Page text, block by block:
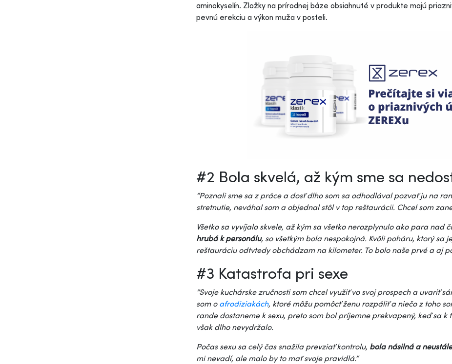
aminokyselín. Zložky na prírodnej báze obsiahnuté v produkte majú
pevnú erekciu a výkon muža v posteli.
#2 Bola skvelá, až kým sme sa
“Poznali sme sa z práce a dosť dlho som sa odhodlával pozvať ju na
stretnutie, neváhal som a objednal stôl v top reštaurácii. Chcel som
Všetko sa vyvíjalo skvele, až kým sa všetko nerozplynulo ako para nad
hrubá k personálu, so všetkým bola nespokojná. Kvôli poháru, ktorý sa
reštauráciu odtvtedy obchádzam na kilometer. To bolo naše prvé a aj
#3 Katastrofa pri sexe
“Svoje kuchárske zručnosti som chcel využiť vo svoj prospech a uvariť
som o afrodiziakách, ktoré môžu pomôcť ženu rozpáliť a niečo z toho
rande dostaneme k sexu, preto som bol príjemne prekvapený, keď sa k
však dlho nevydržalo.
Počas sexu sa celý čas snažila prevziať kontrolu, bola násilná a
mi nevadí, ale malo by to mať svoje pravidlá.”